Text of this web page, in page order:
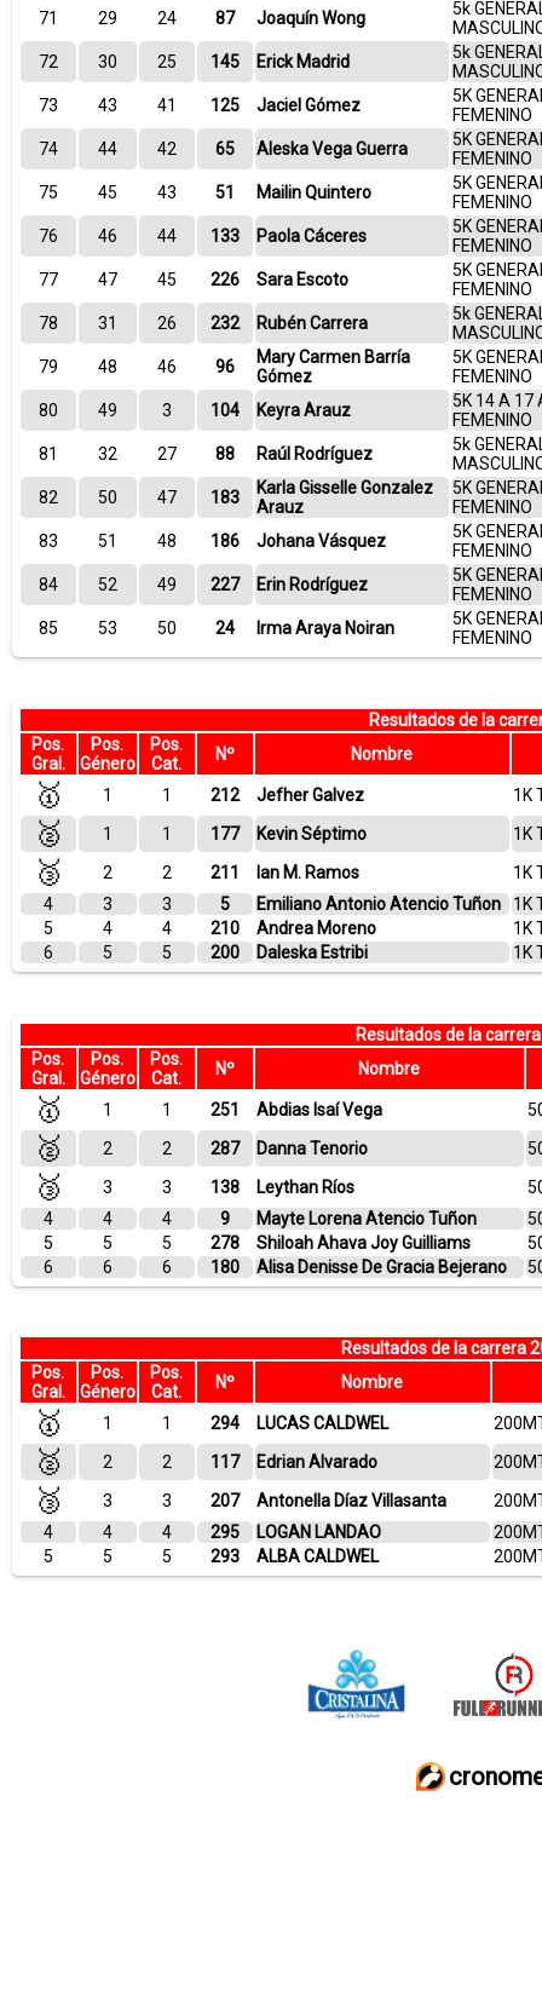
71
29 24 87 Joaquín Wong
5k
72
30 25 145 Erick Madrid
5k
73
43 41 125 Jaciel Gómez
5K
FEMENINO
74
44 42 65 Aleska Vega Guerra
5K
FEMENINO
75
45 43 51 Mailin Quintero
5K
FEMENINO
76
46 44 133 Paola Cáceres
5K
FEMENINO
77
47 45 226 Sara Escoto
5K
FEMENINO
78
31 26 232 Rubén Carrera
5k
79
48 46 96
Mary Carmen Barría
Gómez
5K
FEMENINO
80
49 3 104 Keyra Arauz
5K 14 A 17
FEMENINO
81
32 27 88 Raúl Rodríguez
5k
82
50 47 183
Karla Gisselle Gonzalez
Arauz
5K
FEMENINO
83
51 48 186 Johana Vásquez
5K
FEMENINO
84
52 49 227 Erin Rodríguez
5K
FEMENINO
85
53 50 24 Irma Araya Noiran
5K
FEMENINO
Resultados de la
Pos.
Gral.
Pos.
Género
Pos.
Cat.
Nº Nombre
🥇 1 1 212 Jefher Galvez 1K
🥈 1 1 177 Kevin Séptimo 1K
🥉 2 2 211 Ian M. Ramos
1K
4
3 3 5 Emiliano Antonio Atencio Tuñon
1K
5
4 4 210 Andrea Moreno
1K
6
5 5 200 Daleska Estribi 1K
Resultados de la
Pos.
Gral.
Pos.
Género
Pos.
Cat.
Nº Nombre
🥇 1 1 251 Abdias Isaí Vega
🥈 2 2 287 Danna Tenorio
🥉 3 3 138 Leythan Ríos
4
4 4 9 Mayte Lorena Atencio Tuñon
5
5 5 278 Shiloah Ahava Joy Guilliams
6
6 6 180 Alisa Denisse De Gracia Bejerano
Resultados de la carrera
Pos.
Gral.
Pos.
Género
Pos.
Cat.
Nº Nombre
🥇 1 1 294 LUCAS CALDWEL
🥈 2 2 117 Edrian Alvarado
🥉 3 3 207 Antonella Díaz Villasanta
4
4 4 295 LOGAN LANDAO
5
5 5 293 ALBA CALDWEL